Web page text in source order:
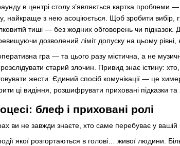
в центрі столу з’являється картка
найкраще з нею асоціюється. Щоб зробити вибір,
тиші — без жодних обговорень чи підказок.
дозволений ліміт допуску на цьому
гра — та цього разу містична, а не
старий злочин. Привид знає істину:
жести. Єдиний спосіб комунікації — це
ці видіння, розшифрувати приховані підказки
блеф і приховані ролі
ви не завжди знаєте, хто саме перебуває у
якої розгортаються в голові… живої людини.